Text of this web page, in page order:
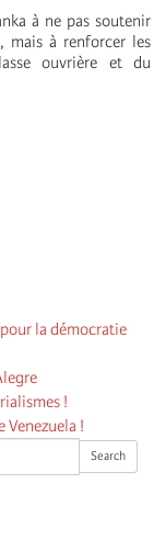
Search
à ne pas soutenir
mais à renforcer les
ouvrière et du
la démocratie
!
Venezuela !